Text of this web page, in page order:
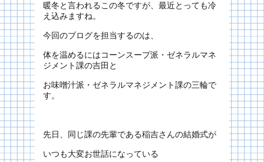
暖冬と言われるこの冬ですが、最近とっても冷
え込みますね。
今回のブログを担当するのは、
体を温めるにはコーンスープ派・ゼネラルマネ
ジメント課の吉田と
お味噌汁派・ゼネラルマネジメント課の三輪で
す。
先日、同じ課の先輩である稲吉さんの結婚式が
いつも大変お世話になっている